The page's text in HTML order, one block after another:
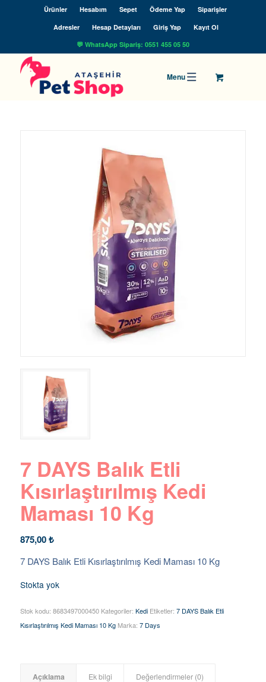
Ürünler Hesabım Sepet Ödeme Yap
Siparişler
Adresler
Hesap Detayları Giriş Yap
Kayıt Ol
💬 WhatsApp Sipariş: 0551 455 05 50
7 DAYS Balık Etli
Kısırlaştırılmış Kedi
Maması 10 Kg
875,00₺
7 DAYS Balık Etli Kısırlaştırılmış Kedi Maması 10 Kg
Stokta yok
Stok kodu: 8683497000450 Kategoriler: Kedi Etiketler: 7 DAYS Balık Etli
Kısırlaştırılmış Kedi Maması 10 Kg Marka: 7 Days
Açıklama Ek bilgi Değerlendirmeler (0)